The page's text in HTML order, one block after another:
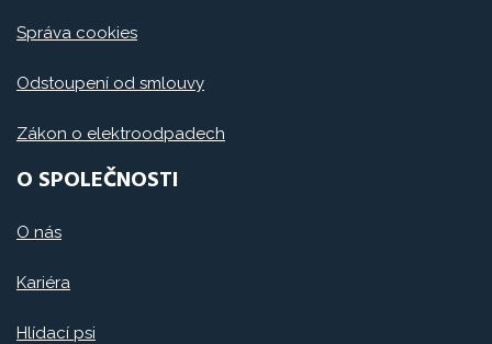
Správa cookies
Odstoupení od smlouvy
Zákon o elektroodpadech
O SPOLEČNOSTI
O nás
Kariéra
Hlídací psi